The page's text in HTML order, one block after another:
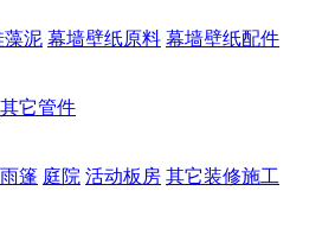
藻泥 幕墙壁纸原料 幕墙壁纸配件
其它管件
篷 庭院 活动板房 其它装修施工